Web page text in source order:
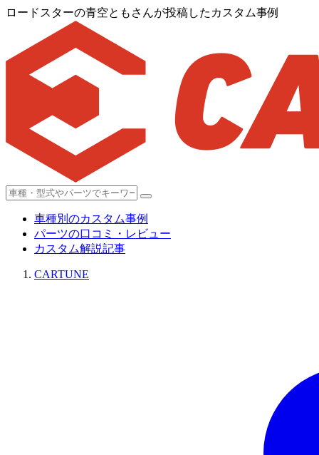
ロードスターの青空ともさんが投稿したカスタム事例
車種別のカスタム事例
パーツの口コミ・レビュー
カスタム解説記事
CARTUNE